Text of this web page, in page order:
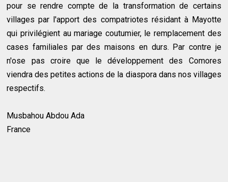
pour se rendre compte de la transformation de certains
villages par l'apport des compatriotes résidant à Mayotte
qui privilégient au mariage coutumier, le remplacement des
cases familiales par des maisons en durs. Par contre je
n'ose pas croire que le développement des Comores
viendra des petites actions de la diaspora dans nos villages
respectifs.
Musbahou Abdou Ada
France